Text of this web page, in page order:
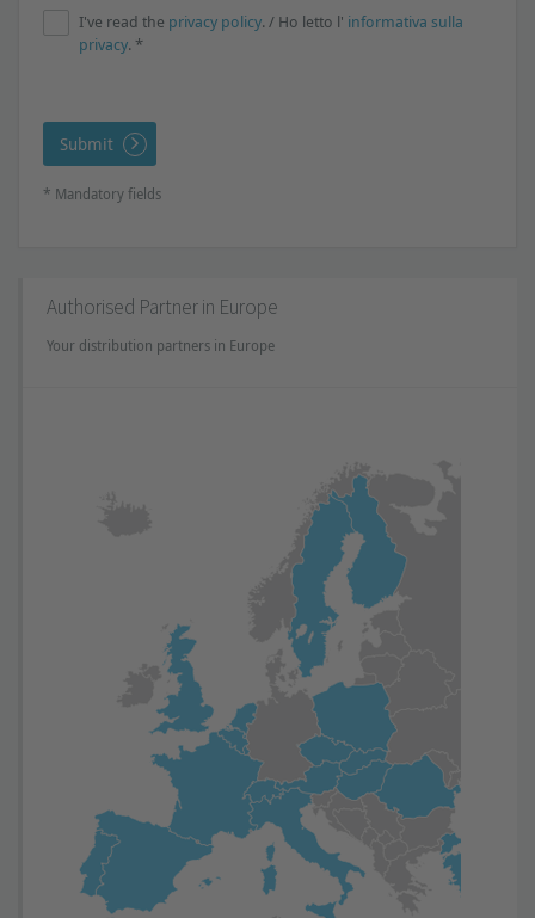
I've read the privacy policy. / Ho letto l' informativa sulla
privacy. *
Submit
* Mandatory fields
Authorised Partner in Europe
Your distribution partners in Europe